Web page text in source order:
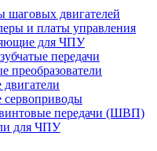
шаговых двигателей
и платы управления
для ЧПУ
передачи
преобразователи
передачи (ШВП)
для ЧПУ